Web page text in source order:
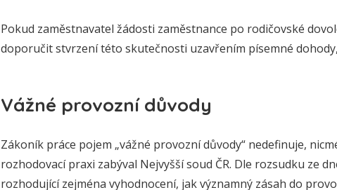
Pokud zaměstnavatel žádosti zaměstnance po rodičovské
doporučit stvrzení této skutečnosti uzavřením písemné
Vážné provozní důvody
Zákoník práce pojem „vážné provozní důvody“ nedefinuje,
rozhodovací praxi zabýval Nejvyšší soud ČR. Dle rozsudku ze
rozhodující zejména vyhodnocení, jak významný zásah do